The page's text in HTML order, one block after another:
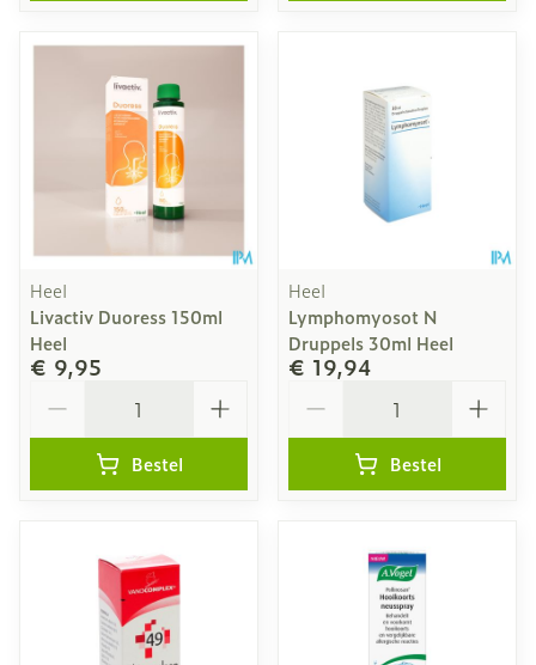
Heel
Livactiv Duoress 150ml
Heel
€ 9,95
Bestel
Heel
Lymphomyosot N
Druppels 30ml Heel
€ 19,94
Bestel